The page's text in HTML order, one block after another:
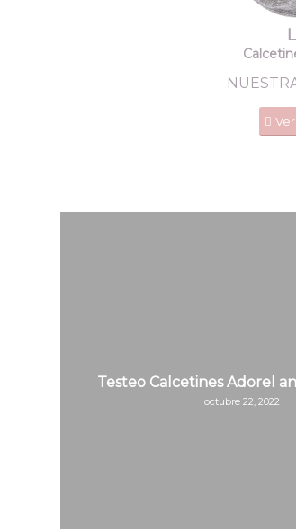
NUESTRA
Testeo Calcetines Adorel
octubre 22, 2022